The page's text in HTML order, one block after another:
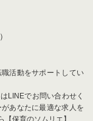
活動をサポートしてい
LINEでお問い合わせく
あなたに最適な求人を